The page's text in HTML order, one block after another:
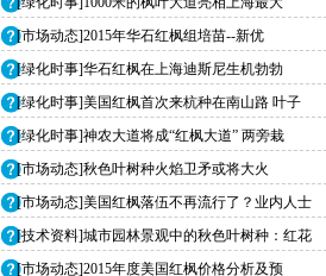
[市场动态]2015年华石红枫组培苗--新优
[绿化时事]华石红枫在上海迪斯尼生机勃勃
[绿化时事]美国红枫首次来杭种在南山路 叶子
[绿化时事]神农大道将成“红枫大道” 两旁栽
[市场动态]秋色叶树种火焰卫矛或将大火
[市场动态]美国红枫落伍不再流行了？业内人士
[技术资料]城市园林景观中的秋色叶树种：红花
[市场动态]2015年度美国红枫价格分析及预